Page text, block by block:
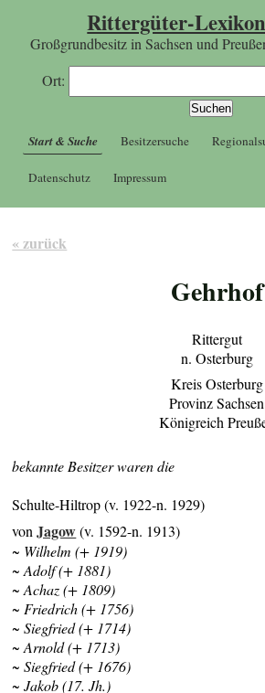
Rittergüter-Lexikon
Großgrundbesitz in Sachsen und
Ort:
Start & Suche Besitzersuche
Datenschutz Impressum
« zurück
Gehrhof
Rittergut
n. Osterburg
Kreis Osterburg
Provinz Sachsen
Königreich
bekannte Besitzer waren die
Schulte-Hiltrop (v. 1922-n. 1929)
vonJagow(v. 1592-n. 1913)
~ Wilhelm (+ 1919)
~ Adolf (+ 1881)
~ Achaz (+ 1809)
~ Friedrich (+ 1756)
~ Siegfried (+ 1714)
~ Arnold (+ 1713)
~ Siegfried (+ 1676)
~ Jakob (17. Jh.)